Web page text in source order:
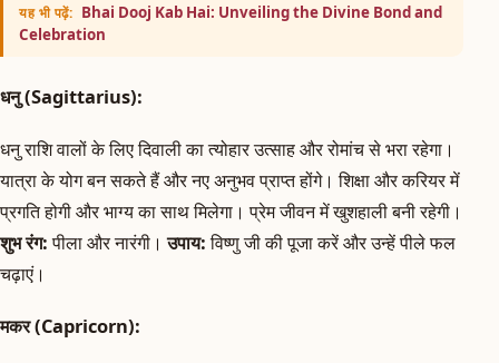
यह भी पढ़ें: Bhai Dooj Kab Hai: Unveiling the Divine Bond and
Celebration
धनु (Sagittarius):
धनु राशि वालों के लिए दिवाली का त्योहार उत्साह और रोमांच से भरा रहेगा।
यात्रा के योग बन सकते हैं और नए अनुभव प्राप्त होंगे। शिक्षा और करियर में
प्रगति होगी और भाग्य का साथ मिलेगा। प्रेम जीवन में खुशहाली बनी रहेगी।
शुभ रंग:पीला और नारंगी।उपाय:विष्णु जी की पूजा करें और उन्हें पीले फल
चढ़ाएं।
मकर (Capricorn):